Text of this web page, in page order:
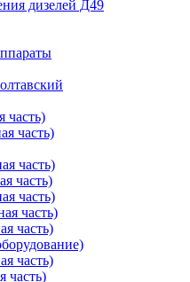
дизелей Д49
часть)
часть)
часть)
часть)
часть)
часть)
часть)
часть)
часть)